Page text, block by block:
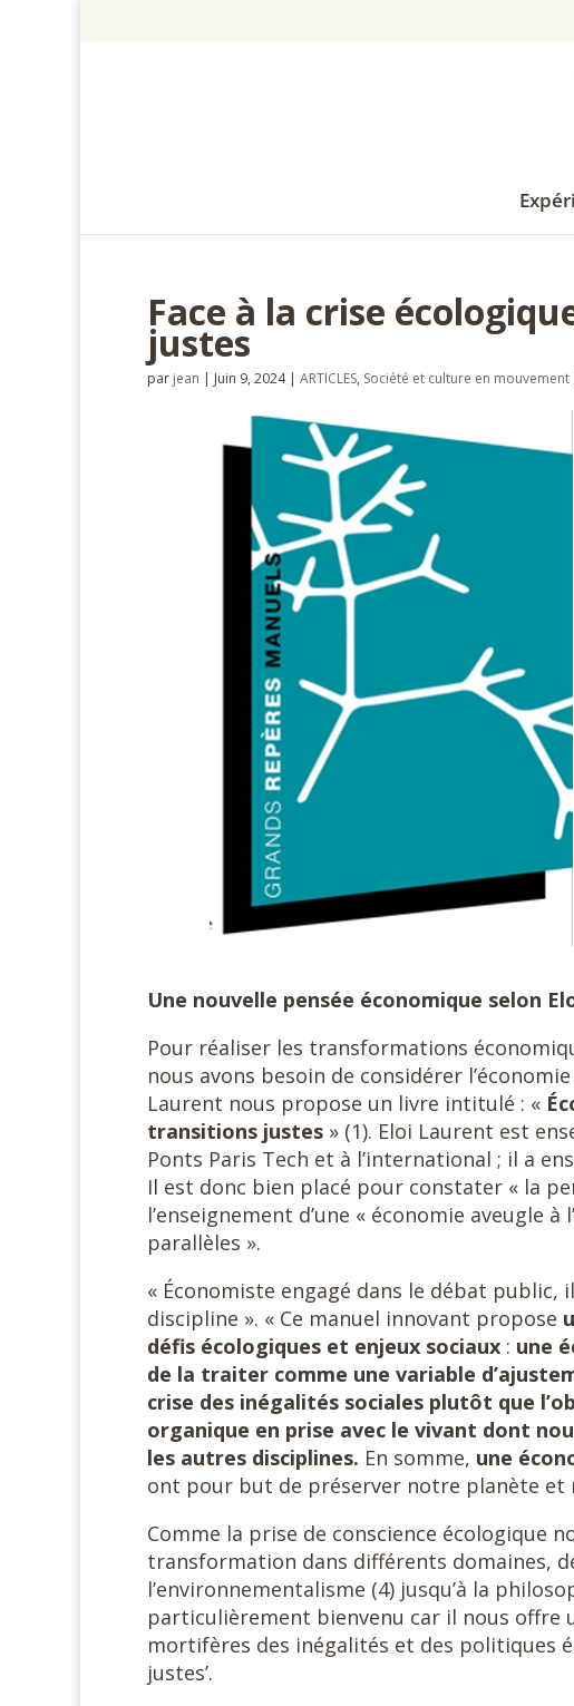
Face à la crise
justes
par jean | Juin 9, 2024| ARTICLES, Société et culture en mouvement
Une nouvelle pensée économique selon
Pour réaliser les transformations
nous avons besoin de considérer
Laurent nous propose un livre intitulé : «
transitions justes » (1). Eloi Laurent est
Ponts Paris Tech et à l’international ; il a
Il est donc bien placé pour constater « la
l’enseignement d’une « économie aveugle
parallèles ».
« Économiste engagé dans le débat
discipline ». « Ce manuel innovant propose
défis écologiques et enjeux sociaux : une
de la traiter comme une variable
crise des inégalités sociales plutôt que
organique en prise avec le vivant dont
les autres disciplines. En somme, une
ont pour but de préserver notre planète et
Comme la prise de conscience écologique
transformation dans différents domaines,
l’environnementalisme (4) jusqu’à la
particulièrement bienvenu car il nous offre
mortifères des inégalités et des politiques
justes’.